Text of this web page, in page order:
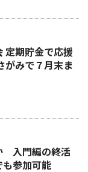
定期貯金で応援
がみで７月末ま
入門編の終活
参加可能